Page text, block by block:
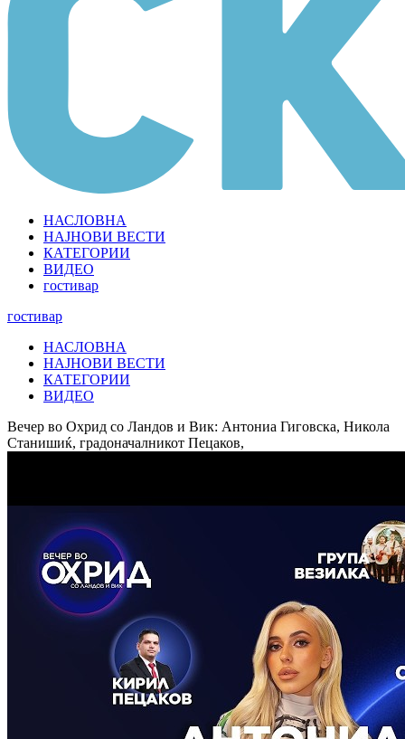
НАСЛОВНА
НАЈНОВИ ВЕСТИ
КАТЕГОРИИ
ВИДЕО
гостивар
гостивар
НАСЛОВНА
НАЈНОВИ ВЕСТИ
КАТЕГОРИИ
ВИДЕО
Вечер во Охрид со Ландов и Вик: Антониа Гиговска, Никола
Станишиќ, градоначалникот Пецаков,